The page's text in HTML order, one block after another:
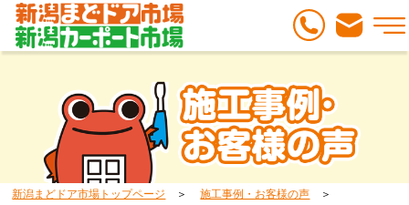
新潟まどドア市場トップページ
施工事例・お客様の声